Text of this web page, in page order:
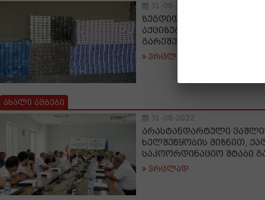
31-08-2022
ზუგდიდში
აქციზური საქონლის
გარეშე შენახვის ფაქტი
ვრცლად
ახალი ამბები
31-08-2022
არასტანდარტული
ხელშეწყობის მიზნით,
საკოორდინაციო შტაბი
ვრცლად